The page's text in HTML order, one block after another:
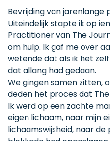
Bevrijding van jarenlange
Uiteindelijk stapte ik op
Practitioner van The
om hulp. Ik gaf me over
wetende dat als ik het zelf
dat allang had gedaan.
We gingen samen zitten,
deden het proces dat
Ik werd op een zachte
eigen lichaam, naar mijn
lichaamswijsheid, naar